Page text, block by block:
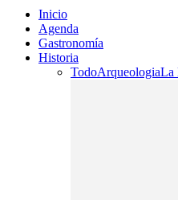
Inicio
Agenda
Gastronomía
Historia
TodoArqueologiaLa